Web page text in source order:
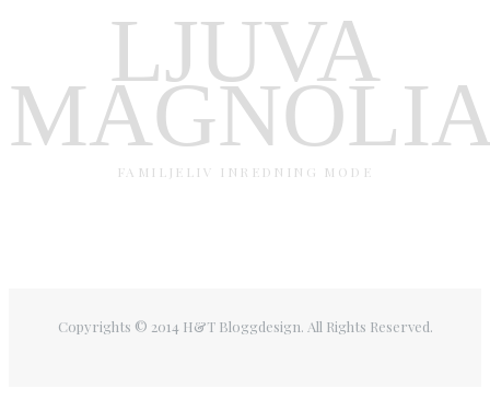
LJUVA
FAMILJELIV INREDNING MODE
Copyrights © 2014 H&T Bloggdesign. All Rights Reserved.